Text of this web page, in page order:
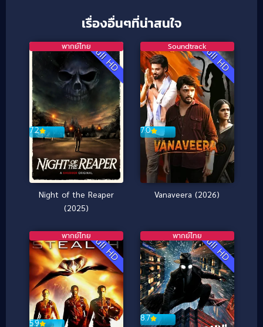
เรื่องอื่นๆที่น่าสนใจ
Full HD
7.2
พากย์ไทย
Night of the Reaper
(2025)
Full HD
7.0
Soundtrack
Vanaveera (2026)
Full HD
5.9
พากย์ไทย Full HD
8.7
พากย์ไทย